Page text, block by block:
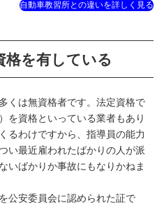
自動車教習所との違いを詳しく見る
格を有している
くは無資格者です。法定資格で
を資格といっている業者もあり
るわけですから、指導員の能力
い最近雇われたばかりの人が派
いばかりか事故にもなりかねま
公安委員会に認められた証で